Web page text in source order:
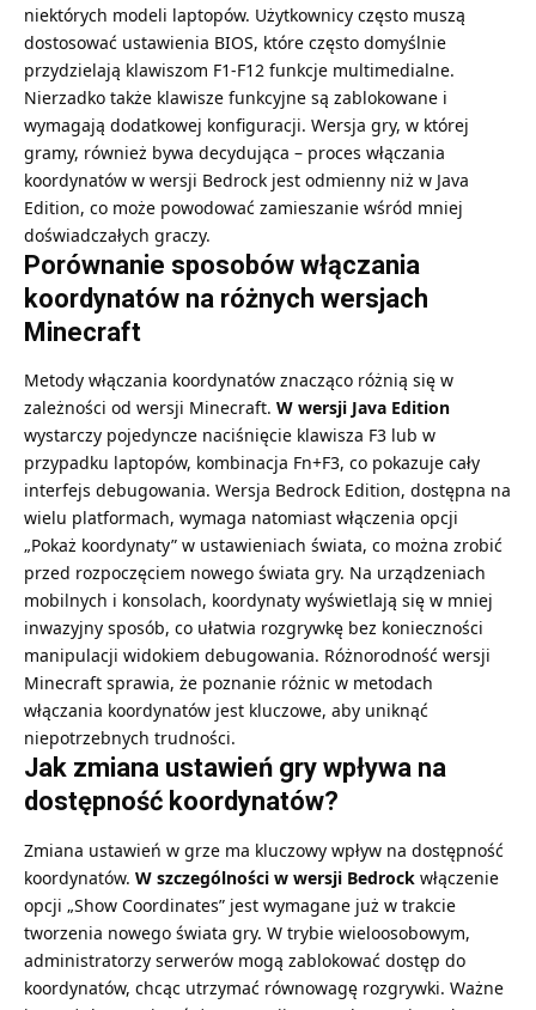
niektórych modeli laptopów. Użytkownicy często muszą
dostosować ustawienia BIOS, które często domyślnie
przydzielają klawiszom F1-F12 funkcje multimedialne.
Nierzadko także klawisze funkcyjne są zablokowane i
wymagają dodatkowej konfiguracji. Wersja gry, w której
gramy, również bywa decydująca – proces włączania
koordynatów w wersji Bedrock jest odmienny niż w Java
Edition, co może powodować zamieszanie wśród mniej
doświadczałych graczy.
Porównanie sposobów włączania
koordynatów na różnych wersjach
Minecraft
Metody włączania koordynatów znacząco różnią się w
zależności od wersji Minecraft. W wersji Java Edition
wystarczy pojedyncze naciśnięcie klawisza F3 lub w
przypadku laptopów, kombinacja Fn+F3, co pokazuje cały
interfejs debugowania. Wersja Bedrock Edition, dostępna na
wielu platformach, wymaga natomiast włączenia opcji
„Pokaż koordynaty” w ustawieniach świata, co można zrobić
przed rozpoczęciem nowego świata gry. Na urządzeniach
mobilnych i konsolach, koordynaty wyświetlają się w mniej
inwazyjny sposób, co ułatwia rozgrywkę bez konieczności
manipulacji widokiem debugowania. Różnorodność wersji
Minecraft sprawia, że poznanie różnic w metodach
włączania koordynatów jest kluczowe, aby uniknąć
niepotrzebnych trudności.
Jak zmiana ustawień gry wpływa na
dostępność koordynatów?
Zmiana ustawień w grze ma kluczowy wpływ na dostępność
koordynatów. W szczególności w wersji Bedrock włączenie
opcji „Show Coordinates” jest wymagane już w trakcie
tworzenia nowego świata gry. W trybie wieloosobowym,
administratorzy serwerów mogą zablokować dostęp do
koordynatów, chcąc utrzymać równowagę rozgrywki. Ważne